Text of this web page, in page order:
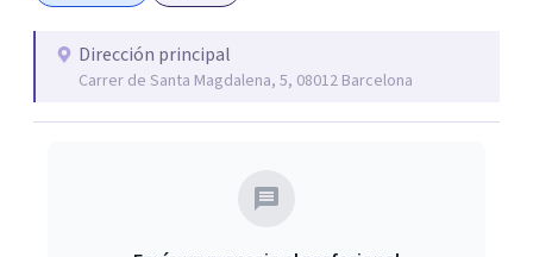
Dirección principal
Carrer de Santa Magdalena, 5, 08012 Barcelona